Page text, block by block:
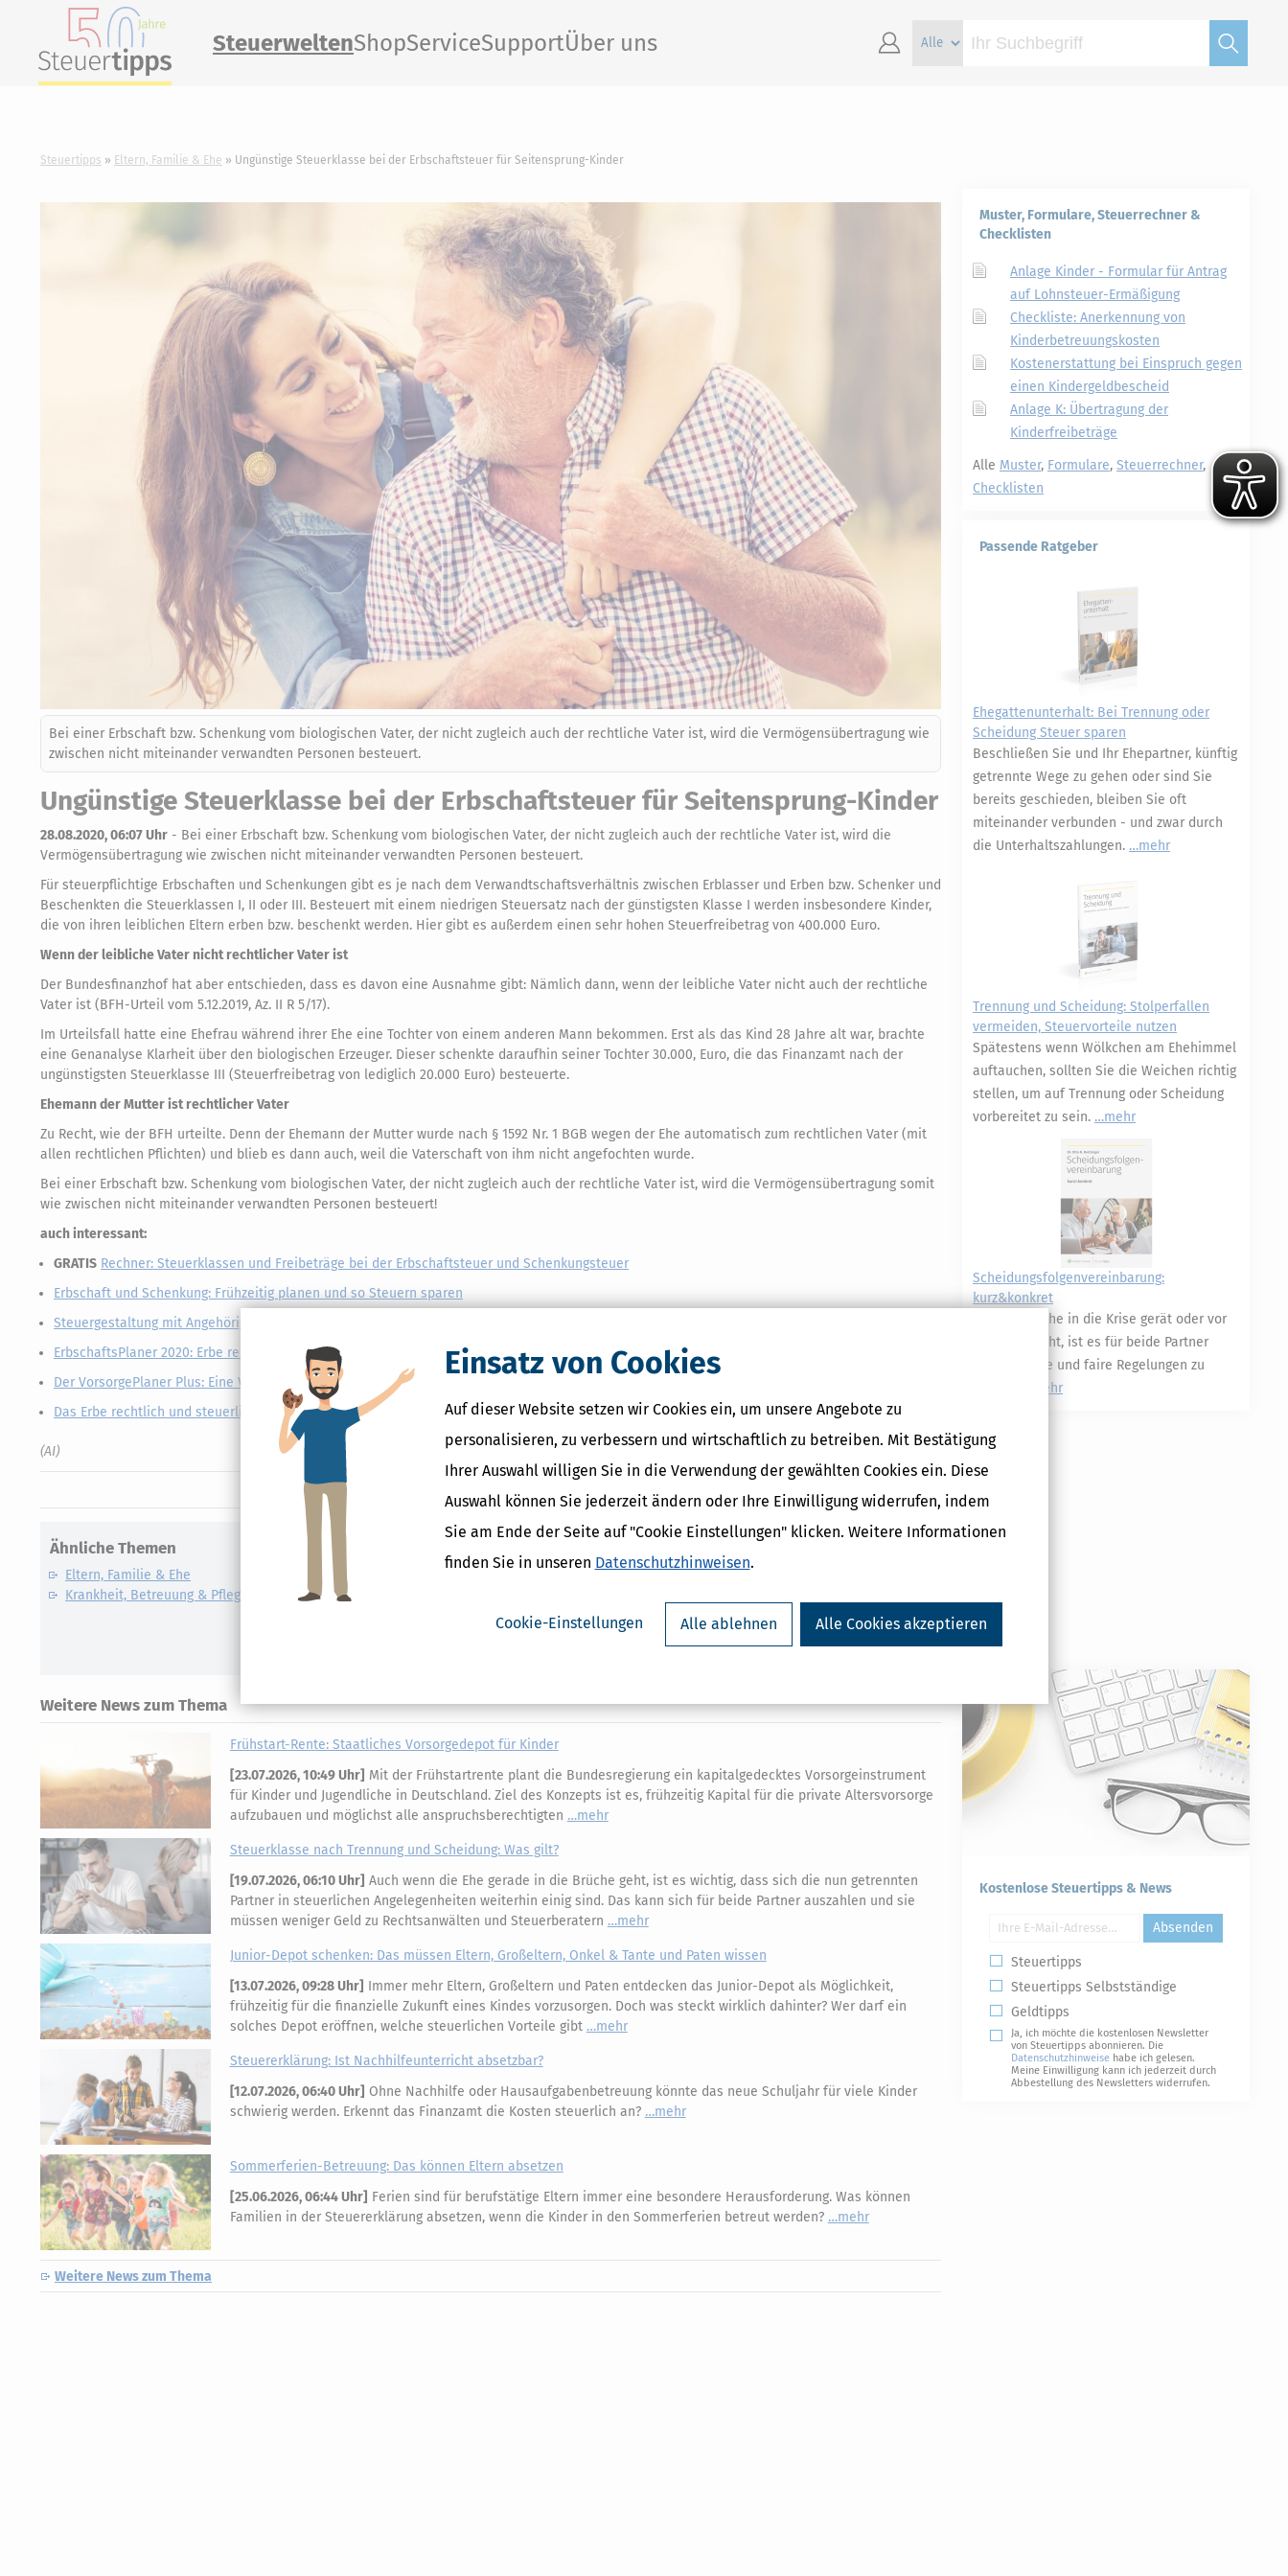
Einsatz von Cookies
Auf dieser Website setzen wir Cookies ein, um unsere Angebote zu
personalisieren, zu verbessern und wirtschaftlich zu betreiben. Mit Bestätigung
Ihrer Auswahl willigen Sie in die Verwendung der gewählten Cookies ein. Diese
Auswahl können Sie jederzeit ändern oder Ihre Einwilligung widerrufen, indem
Sie am Ende der Seite auf "Cookie Einstellungen" klicken. Weitere Informationen
finden Sie in unseren Datenschutzhinweisen.
Cookie-Einstellungen Alle ablehnen Alle Cookies akzeptieren
SteuerweltenShopServiceSupportÜber uns
Steuertipps Eltern, Familie & Ehe Ungünstige Steuerklasse bei der Erbschaftsteuer für Seitensprung-Kinder
Bei einer Erbschaft bzw. Schenkung vom biologischen Vater, der nicht zugleich auch der rechtliche Vater ist, wird die Vermögensübertragung wie
zwischen nicht miteinander verwandten Personen besteuert.
Ungünstige Steuerklasse bei der Erbschaftsteuer für Seitensprung-Kinder
28.08.2020, 06:07 Uhr - Bei einer Erbschaft bzw. Schenkung vom biologischen Vater, der nicht zugleich auch der rechtliche Vater ist, wird die
Vermögensübertragung wie zwischen nicht miteinander verwandten Personen besteuert.
Für steuerpflichtige Erbschaften und Schenkungen gibt es je nach dem Verwandtschaftsverhältnis zwischen Erblasser und Erben bzw. Schenker und
Beschenkten die Steuerklassen I, II oder III. Besteuert mit einem niedrigen Steuersatz nach der günstigsten Klasse I werden insbesondere Kinder,
die von ihren leiblichen Eltern erben bzw. beschenkt werden. Hier gibt es außerdem einen sehr hohen Steuerfreibetrag von 400.000 Euro.
Wenn der leibliche Vater nicht rechtlicher Vater ist
Der Bundesfinanzhof hat aber entschieden, dass es davon eine Ausnahme gibt: Nämlich dann, wenn der leibliche Vater nicht auch der rechtliche
Vater ist (BFH-Urteil vom 5.12.2019, Az. II R 5/17).
Im Urteilsfall hatte eine Ehefrau während ihrer Ehe eine Tochter von einem anderen Mann bekommen. Erst als das Kind 28 Jahre alt war, brachte
eine Genanalyse Klarheit über den biologischen Erzeuger. Dieser schenkte daraufhin seiner Tochter 30.000, Euro, die das Finanzamt nach der
ungünstigsten Steuerklasse III (Steuerfreibetrag von lediglich 20.000 Euro) besteuerte.
Ehemann der Mutter ist rechtlicher Vater
Zu Recht, wie der BFH urteilte. Denn der Ehemann der Mutter wurde nach § 1592 Nr. 1 BGB wegen der Ehe automatisch zum rechtlichen Vater (mit
allen rechtlichen Pflichten) und blieb es dann auch, weil die Vaterschaft von ihm nicht angefochten wurde.
Bei einer Erbschaft bzw. Schenkung vom biologischen Vater, der nicht zugleich auch der rechtliche Vater ist, wird die Vermögensübertragung somit
wie zwischen nicht miteinander verwandten Personen besteuert!
auch interessant:
GRATIS Rechner: Steuerklassen und Freibeträge bei der Erbschaftsteuer und Schenkungsteuer
Erbschaft und Schenkung: Frühzeitig planen und so Steuern sparen
Steuergestaltung mit Angehörigen: So spielt das Finanzamt mit
ErbschaftsPlaner 2020: Erbe rechtssicher planen - Angehörige absichern
Der VorsorgePlaner Plus: Eine Vorsorge nicht nur für Sie – auch für Ihre Angehörigen
Das Erbe rechtlich und steuerlich optimal gestalten
(AI)
Druckversion
Ähnliche Themen
Eltern, Familie & Ehe
Krankheit, Betreuung & Pflege
Bundesfinanzhof
Erbe
Erbschaftsteuer
Weitere News zum Thema
Frühstart-Rente: Staatliches Vorsorgedepot für Kinder
[23.07.2026, 10:49 Uhr] Mit der Frühstartrente plant die Bundesregierung ein kapitalgedecktes Vorsorgeinstrument
für Kinder und Jugendliche in Deutschland. Ziel des Konzepts ist es, frühzeitig Kapital für die private Altersvorsorge
aufzubauen und möglichst alle anspruchsberechtigten
mehr
Steuerklasse nach Trennung und Scheidung: Was gilt?
[19.07.2026, 06:10 Uhr] Auch wenn die Ehe gerade in die Brüche geht, ist es wichtig, dass sich die nun getrennten
Partner in steuerlichen Angelegenheiten weiterhin einig sind. Das kann sich für beide Partner auszahlen und sie
müssen weniger Geld zu Rechtsanwälten und Steuerberatern
mehr
Junior-Depot schenken: Das müssen Eltern, Großeltern, Onkel & Tante und Paten wissen
[13.07.2026, 09:28 Uhr] Immer mehr Eltern, Großeltern und Paten entdecken das Junior-Depot als Möglichkeit,
frühzeitig für die finanzielle Zukunft eines Kindes vorzusorgen. Doch was steckt wirklich dahinter? Wer darf ein
solches Depot eröffnen, welche steuerlichen Vorteile gibt
mehr
Steuererklärung: Ist Nachhilfeunterricht absetzbar?
[12.07.2026, 06:40 Uhr] Ohne Nachhilfe oder Hausaufgabenbetreuung könnte das neue Schuljahr für viele Kinder
schwierig werden. Erkennt das Finanzamt die Kosten steuerlich an?
mehr
Sommerferien-Betreuung: Das können Eltern absetzen
[25.06.2026, 06:44 Uhr] Ferien sind für berufstätige Eltern immer eine besondere Herausforderung. Was können
Familien in der Steuererklärung absetzen, wenn die Kinder in den Sommerferien betreut werden?
mehr
Weitere News zum Thema
Muster, Formulare, Steuerrechner &
Checklisten
Anlage Kinder - Formular für Antrag
auf Lohnsteuer-Ermäßigung
Checkliste: Anerkennung von
Kinderbetreuungskosten
Kostenerstattung bei Einspruch gegen
einen Kindergeldbescheid
Anlage K: Übertragung der
Kinderfreibeträge
Alle Muster, Formulare, Steuerrechner,
Checklisten
Passende Ratgeber
Ehegattenunterhalt: Bei Trennung oder
Scheidung Steuer sparen
Beschließen Sie und Ihr Ehepartner, künftig
getrennte Wege zu gehen oder sind Sie
bereits geschieden, bleiben Sie oft
miteinander verbunden - und zwar durch
die Unterhaltszahlungen.
mehr
Trennung und Scheidung: Stolperfallen
vermeiden, Steuervorteile nutzen
Spätestens wenn Wölkchen am Ehehimmel
auftauchen, sollten Sie die Weichen richtig
stellen, um auf Trennung oder Scheidung
vorbereitet zu sein.
mehr
Scheidungsfolgenvereinbarung:
kurz&konkret
Wenn eine Ehe in die Krise gerät oder vor
dem Aus steht, ist es für beide Partner
wichtig, klare und faire Regelungen zu
mehr
Kostenlose Steuertipps & News
Absenden
Steuertipps
Steuertipps Selbstständige
Geldtipps
Ja, ich möchte die kostenlosen Newsletter
von Steuertipps abonnieren. Die
Datenschutzhinweise habe ich gelesen.
Meine Einwilligung kann ich jederzeit durch
Abbestellung des Newsletters widerrufen.